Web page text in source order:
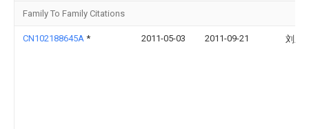
Family To Family Citations
CN102188645A * 2011-05-03 2011-09-21 刘玉